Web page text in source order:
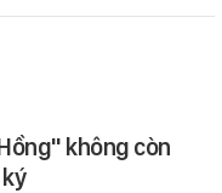
không còn